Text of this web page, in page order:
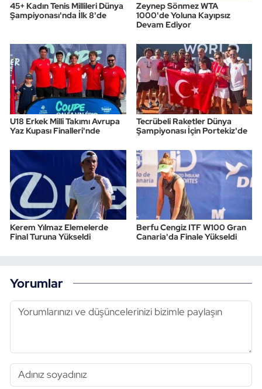
45+ Kadın Tenis Millileri Dünya
Şampiyonası'nda İlk 8'de
Zeynep Sönmez WTA
1000'de Yoluna Kayıpsız
Devam Ediyor
U18 Erkek Milli Takımı Avrupa
Yaz Kupası Finalleri'nde
Tecrübeli Raketler Dünya
Şampiyonası İçin Portekiz'de
Kerem Yılmaz Elemelerde
Final Turuna Yükseldi
Berfu Cengiz ITF W100 Gran
Canaria'da Finale Yükseldi
Yorumlar